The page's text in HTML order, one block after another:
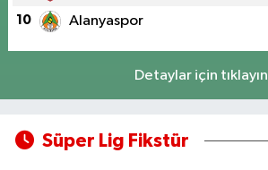
10 Alanyaspor
Detaylar için tıklayın
Süper Lig Fikstür